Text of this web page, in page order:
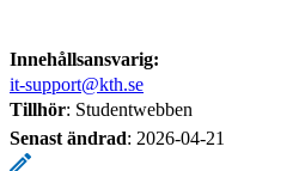
Innehållsansvarig:
it-support@kth.se
Tillhör: Studentwebben
Senast ändrad: 2026-04-21